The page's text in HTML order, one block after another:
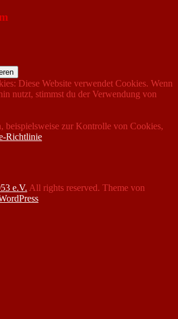
Diese Website verwendet Cookies. Wenn
nutzt, stimmst du der Verwendung von
beispielsweise zur Kontrolle von Cookies,
Richtlinie
e.V. All rights reserved. Theme von